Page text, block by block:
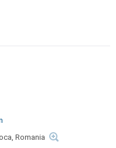
Romania